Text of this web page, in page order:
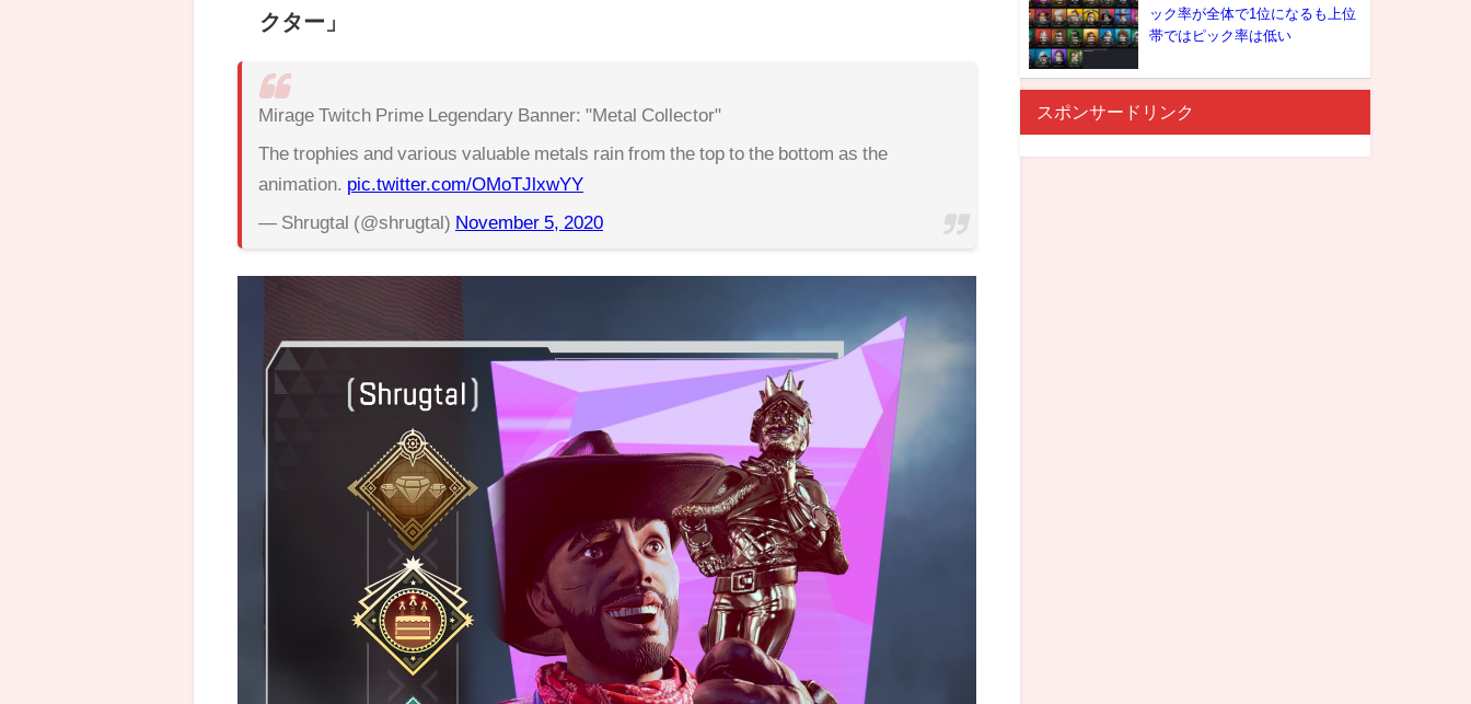
クター」
Mirage Twitch Prime Legendary Banner: "Metal Collector"
The trophies and various valuable metals rain from the top to the bottom as the
animation. pic.twitter.com/OMoTJlxwYY
— Shrugtal (@shrugtal) November 5, 2020
ック率が全体で1位になるも上位
帯ではピック率は低い
スポンサードリンク